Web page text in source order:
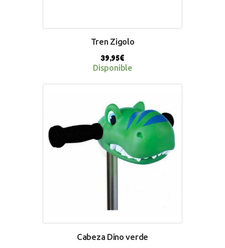
Tren Zigolo
39,95€
Disponible
Cabeza Dino verde